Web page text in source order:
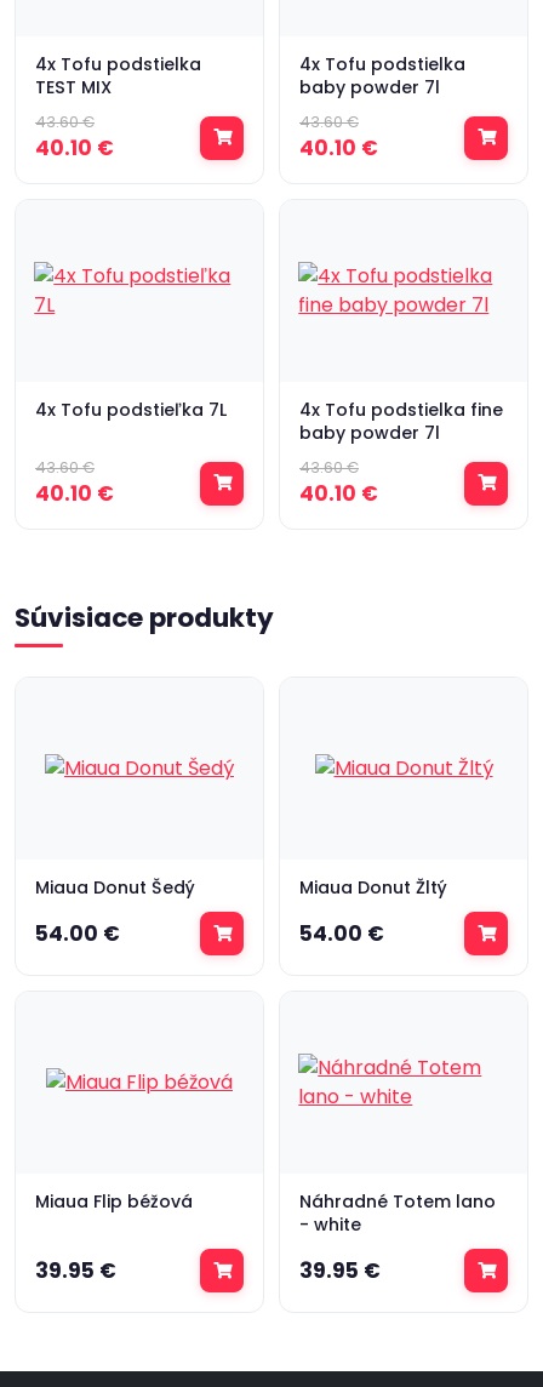
4x Tofu podstielka
TEST MIX
43.60 €
40.10 €
4x Tofu podstielka
baby powder 7l
43.60 €
40.10 €
4x Tofu podstieľka 7L
43.60 €
40.10 €
4x Tofu podstielka fine
baby powder 7l
43.60 €
40.10 €
Súvisiace produkty
Miaua Donut Šedý
54.00 €
Miaua Donut Žltý
54.00 €
Miaua Flip béžová
39.95 €
Náhradné Totem lano
- white
39.95 €